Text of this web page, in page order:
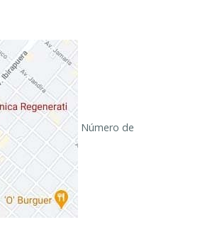
Número de